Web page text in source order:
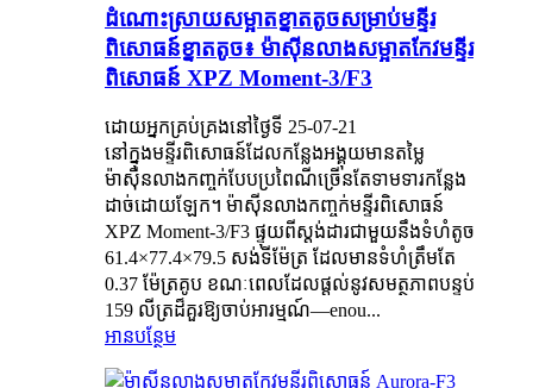
ដំណោះស្រាយសម្អាតខ្នាតតូចសម្រាប់មន្ទីរ
ពិសោធន៍ខ្នាតតូច៖ ម៉ាស៊ីនលាងសម្អាតកែវមន្ទីរ
ពិសោធន៍ XPZ Moment-3/F3
ដោយអ្នកគ្រប់គ្រងនៅថ្ងៃទី 25-07-21
នៅក្នុងមន្ទីរពិសោធន៍ដែលកន្លែងអង្គុយមានតម្លៃ
ម៉ាស៊ីនលាងកញ្ចក់បែបប្រពៃណីច្រើនតែទាមទារកន្លែង
ដាច់ដោយឡែក។ ម៉ាស៊ីនលាងកញ្ចក់មន្ទីរពិសោធន៍
XPZ Moment-3/F3 ផ្ទុយពីស្តង់ដារជាមួយនឹងទំហំតូច
61.4×77.4×79.5 សង់ទីម៉ែត្រ ដែលមានទំហំត្រឹមតែ
0.37 ម៉ែត្រគូប ខណៈពេលដែលផ្តល់នូវសមត្ថភាពបន្ទប់
159 លីត្រដ៏គួរឱ្យចាប់អារម្មណ៍—enou...
អានបន្ថែម